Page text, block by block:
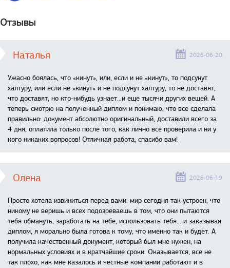
Отзывы
Наталья 2026-06-20
Ужасно боялась, что «кинут», или, если и не «кинут», то подсунут
халтуру, или если не «кинут» и не подсунут халтуру, то не доставят,
что доставят, но кто-нибудь узнает...и еще тысячи других вещей. А
теперь смотрю на полученный диплом и понимаю, что все сделала
правильно: документ абсолютно оригинальный, доставили всего за
4 дня, оплатила только после того, как лично все проверила и ни у
кого никаких вопросов! Отличная работа, спасибо вам!
Олена 2026-06-19
Просто хотела извиниться перед вами: мир сегодня так устроен, что
никому не веришь и всех подозреваешь в том, что они пытаются
тебя обмануть, заработать на тебе, использовать тебя... и заказывая
диплом, я морально была готова к тому, что именно так и будет. А
получила качественный документ, который был мне нужен, на
нормальных условиях и в кратчайшие сроки. Оказывается, все не
так плохо, как мне казалось и честные компании работают и в